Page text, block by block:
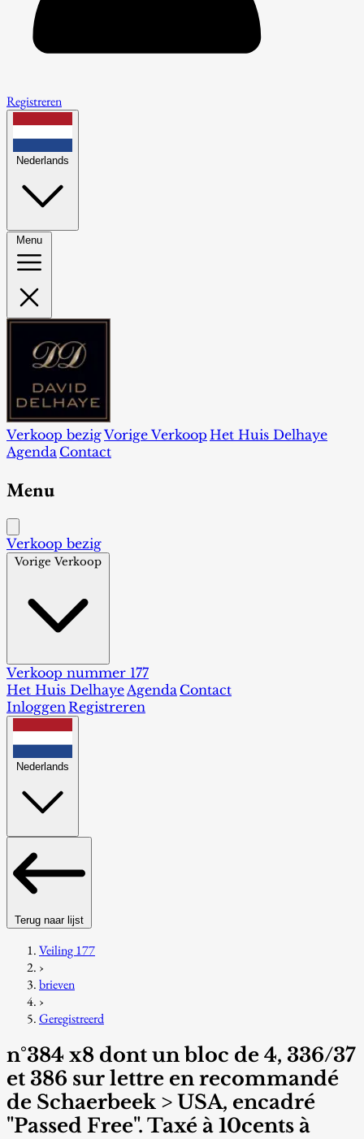
Registreren
Nederlands
Menu
Verkoop bezigVorige Verkoop Het Huis Delhaye
Agenda Contact
Menu
Verkoop bezig
Vorige Verkoop
Verkoop nummer 177
Het Huis DelhayeAgenda Contact
InloggenRegistreren
Nederlands
Terug naar lijst
Veiling 177
›
brieven
›
Geregistreerd
n°384 x8 dont un bloc de 4, 336/37
et 386 sur lettre en recommandé
de Schaerbeek > USA, encadré
"Passed Free". Taxé à 10cents à